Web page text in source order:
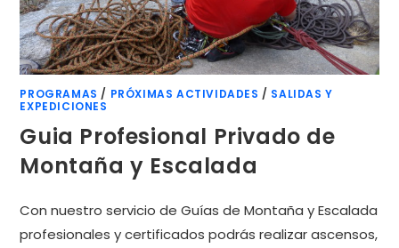
PROGRAMAS / PRÓXIMAS ACTIVIDADES / SALIDAS Y
EXPEDICIONES
Guia Profesional Privado de
Montaña y Escalada
Con nuestro servicio de Guías de Montaña y Escalada
profesionales y certificados podrás realizar ascensos,